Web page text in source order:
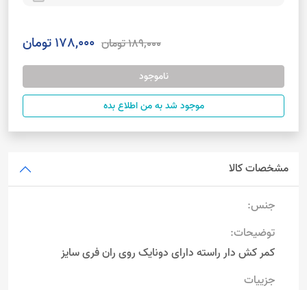
189,000 تومان 178,000 تومان
ناموجود
موجود شد به من اطلاع بده
مشخصات کالا
جنس:
توضیحات:
کمر کش دار راسته دارای دونایک روی ران فری سایز
جزییات